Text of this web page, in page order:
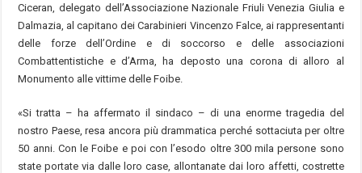
Ciceran, delegato dell’Associazione Nazionale Friuli Venezia Giulia e
Dalmazia, al capitano dei Carabinieri Vincenzo Falce, ai rappresentanti
delle forze dell’Ordine e di soccorso e delle associazioni
Combattentistiche e d’Arma, ha deposto una corona di alloro al
Monumento alle vittime delle Foibe.
«Si tratta – ha affermato il sindaco – di una enorme tragedia del
nostro Paese, resa ancora più drammatica perché sottaciuta per oltre
50 anni. Con le Foibe e poi con l’esodo oltre 300 mila persone sono
state portate via dalle loro case, allontanate dai loro affetti, costrette